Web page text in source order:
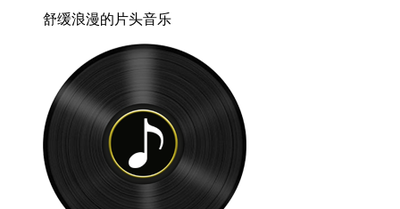
舒缓浪漫的片头音乐